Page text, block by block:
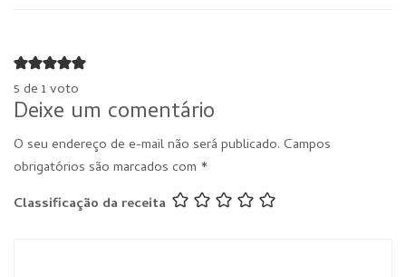
5 de 1 voto
Deixe um comentário
O seu endereço de e-mail não será publicado. Campos
obrigatórios são marcados com *
Classificação da receita